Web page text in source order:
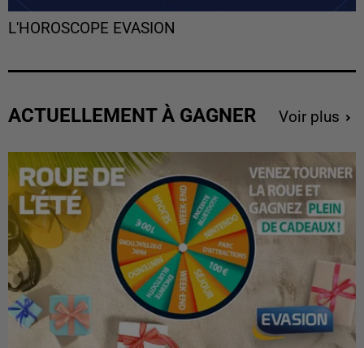
L'HOROSCOPE EVASION
ACTUELLEMENT À GAGNER Voir plus